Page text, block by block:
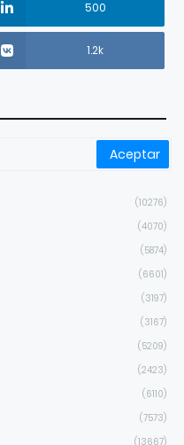
500
1.2k
(10276)
(4070)
(5874)
(6601)
(3197)
(3167)
(5209)
(2423)
(6110)
(7573)
(13667)